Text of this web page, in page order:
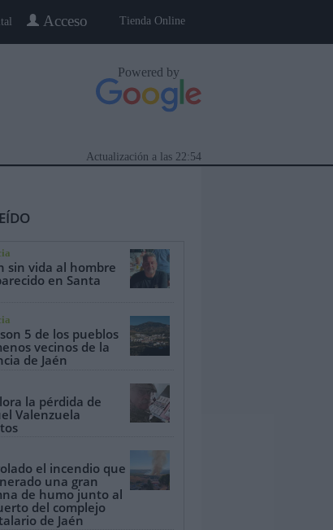
Tienda Online
Acceso
Powered by
22:54
Actualización a las
Especiales
sin vida al hombre
en Santa
5 de los pueblos
vecinos de la
de Jaén
la pérdida de
Valenzuela
el incendio que
una gran
de humo junto al
del complejo
de Jaén